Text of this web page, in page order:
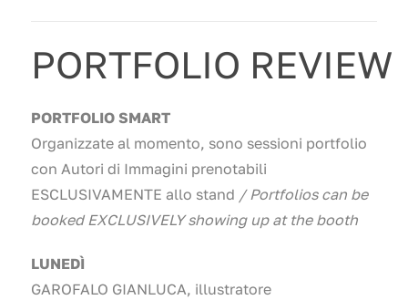
PORTFOLIO REVIEW
PORTFOLIO SMART
Organizzate al momento, sono sessioni portfolio
con Autori di Immagini prenotabili
ESCLUSIVAMENTE allo stand / Portfolios can be
booked EXCLUSIVELY showing up at the booth
LUNEDÌ
GAROFALO GIANLUCA, illustratore